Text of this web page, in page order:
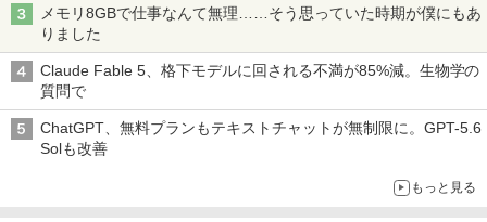
メモリ8GBで仕事なんて無理……そう思っていた時期が僕にもあ
りました
Claude Fable 5、格下モデルに回される不満が85%減。生物学の
質問で
ChatGPT、無料プランもテキストチャットが無制限に。GPT-5.6
Solも改善
もっと見る